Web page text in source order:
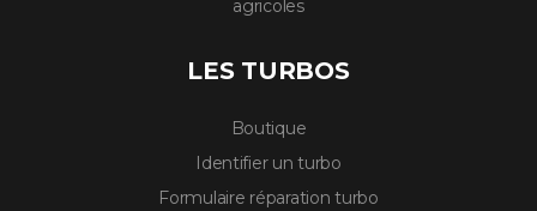
agricoles
LES TURBOS
Boutique
Identifier un turbo
Formulaire réparation turbo